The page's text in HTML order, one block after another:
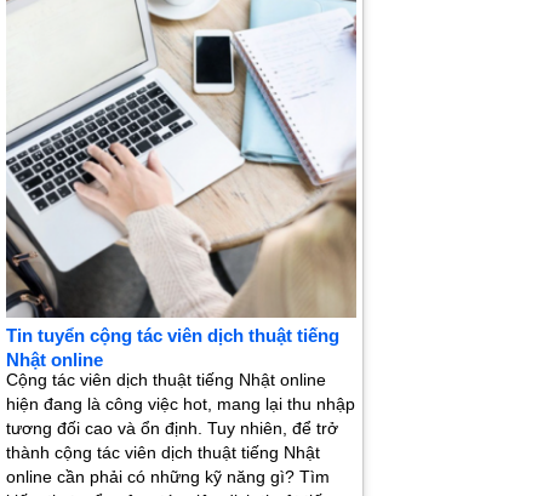
Tin tuyển cộng tác viên dịch thuật tiếng
Nhật online
Cộng tác viên dịch thuật tiếng Nhật online
hiện đang là công việc hot, mang lại thu nhập
tương đối cao và ổn định. Tuy nhiên, để trở
thành cộng tác viên dịch thuật tiếng Nhật
online cần phải có những kỹ năng gì? Tìm